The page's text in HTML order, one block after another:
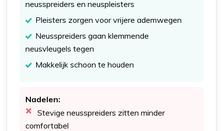
neusspreiders en neuspleisters
Pleisters zorgen voor vrijere ademwegen
Neusspreiders gaan klemmende
neusvleugels tegen
Makkelijk schoon te houden
Nadelen:
Stevige neusspreiders zitten minder
comfortabel